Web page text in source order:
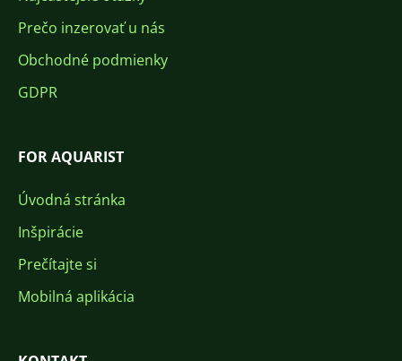
Prečo inzerovať u nás
Obchodné podmienky
GDPR
FOR AQUARIST
Úvodná stránka
Inšpirácie
Prečítajte si
Mobilná aplikácia